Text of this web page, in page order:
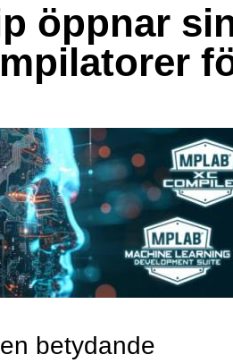
öppnar
betydande